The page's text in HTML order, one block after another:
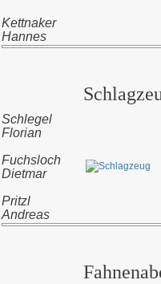
Kettnaker
Hannes
Schlegel
Florian
Fuchsloch
Dietmar
Pritzl
Andreas